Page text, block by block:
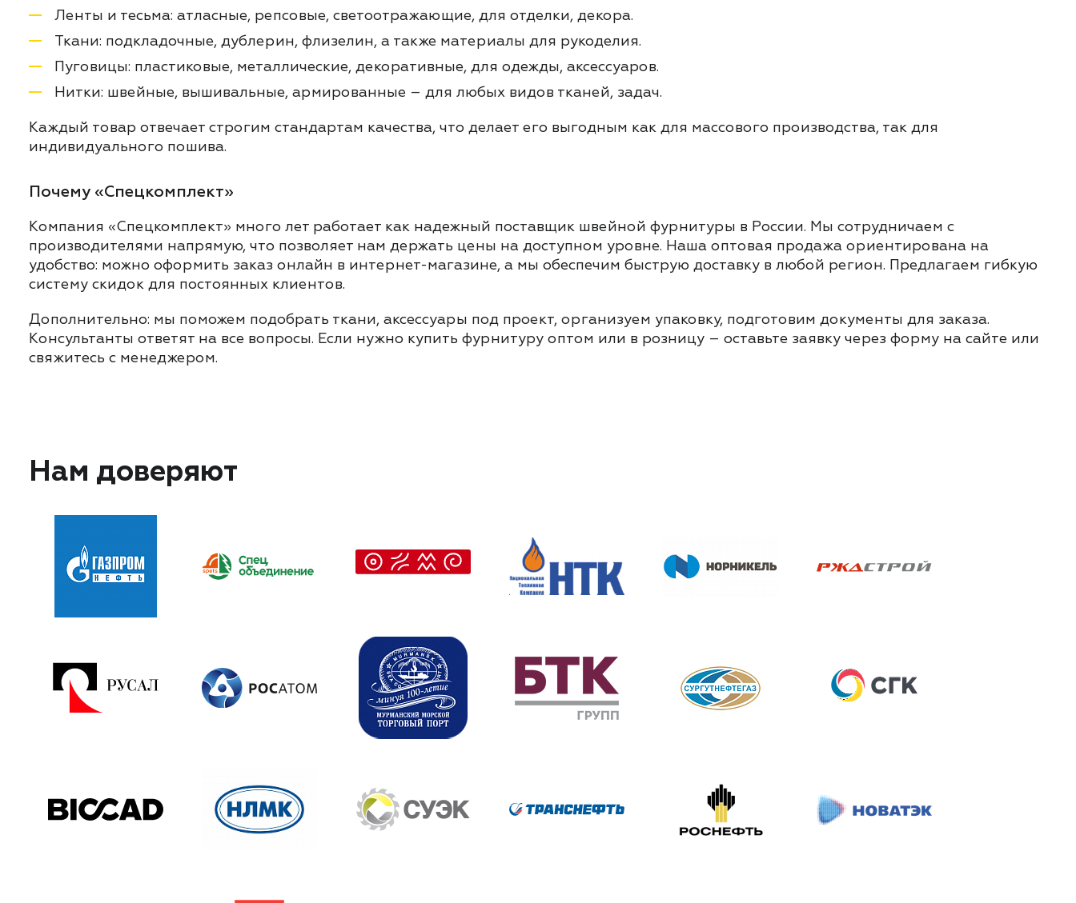
Ленты и тесьма: атласные, репсовые, светоотражающие, для отделки, декора.
Ткани: подкладочные, дублерин, флизелин, а также материалы для рукоделия.
Пуговицы: пластиковые, металлические, декоративные, для одежды, аксессуаров.
Нитки: швейные, вышивальные, армированные – для любых видов тканей, задач.
Каждый товар отвечает строгим стандартам качества, что делает его выгодным как для массового производства, так для
индивидуального пошива.
Почему «Спецкомплект»
Компания «Спецкомплект» много лет работает как надежный поставщик швейной фурнитуры в России. Мы сотрудничаем с
производителями напрямую, что позволяет нам держать цены на доступном уровне. Наша оптовая продажа ориентирована на
удобство: можно оформить заказ онлайн в интернет-магазине, а мы обеспечим быструю доставку в любой регион. Предлагаем гибкую
систему скидок для постоянных клиентов.
Дополнительно: мы поможем подобрать ткани, аксессуары под проект, организуем упаковку, подготовим документы для заказа.
Консультанты ответят на все вопросы. Если нужно купить фурнитуру оптом или в розницу – оставьте заявку через форму на сайте или
свяжитесь с менеджером.
Нам доверяют